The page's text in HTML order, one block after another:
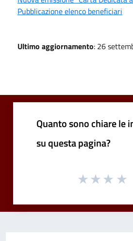
Pubblicazione elenco beneficiari
Ultimo aggiornamento: 26
Quanto sono chiare le
su questa pagina?